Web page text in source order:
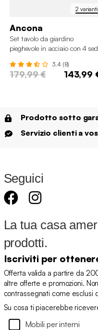
2 varianti
Ancona
Set tavolo da giardino
pieghevole in acciaio con 4
3.4 (8)
179,99 € 143,99
Prodotto sotto
Servizio clienti a
Seguici
La tua casa
prodotti.
Iscriviti per
Offerta valida a partire da
altre offerte e promozioni.
contrassegnati come esclusi
Su cosa ti piacerebbe
Mobili per interni